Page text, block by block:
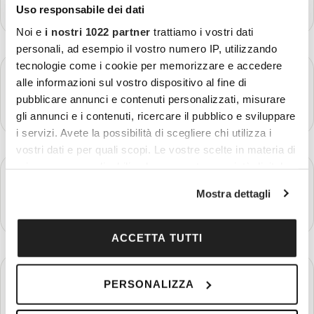
Uso responsabile dei dati
Noi e i nostri 1022 partner trattiamo i vostri dati
personali, ad esempio il vostro numero IP, utilizzando
tecnologie come i cookie per memorizzare e accedere
alle informazioni sul vostro dispositivo al fine di
pubblicare annunci e contenuti personalizzati, misurare
gli annunci e i contenuti, ricercare il pubblico e sviluppare
i servizi. Avete la possibilità di scegliere chi utilizza i
vostri dati e per quali scopi. Le vostre scelte in materia di
modificare o revocare il proprio consenso in qualsiasi
momento dalla Dichiarazione sui cookie o facendo clic
sull'icona di attivazione della privacy.
Con il tuo consenso, vorremmo anche:
raccogliere informazioni sulla tua posizione
geografica, con un'approssimazione di qualche
Mostra dettagli
ACCETTA TUTTI
PERSONALIZZA
Più dettagli
GIORNO 3
Bogotà - Medellin
Più dettagli
GIORNO 4
GIORNO 5
Più dettagli